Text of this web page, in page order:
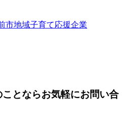
とならお気軽にお問い合